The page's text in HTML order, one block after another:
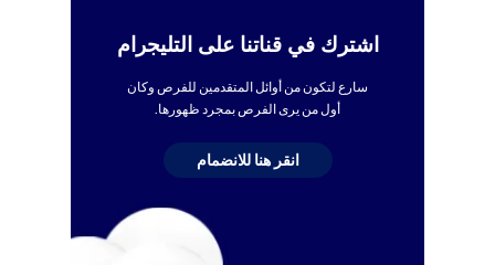
اشترك في قناتنا على التليجرام
سارع لتكون من أوائل المتقدمين للفرص وكان
أول من يرى الفرص بمجرد ظهورها.
انقر هنا للانضمام